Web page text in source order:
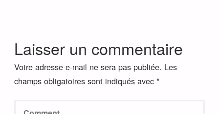
Laisser un commentaire
Votre adresse e-mail ne sera pas publiée. Les
champs obligatoires sont indiqués avec *